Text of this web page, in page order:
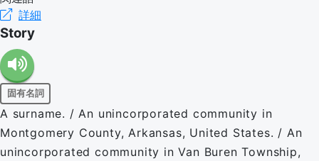
詳細
Story
固有名詞
A surname. / An unincorporated community in
Montgomery County, Arkansas, United States. / An
unincorporated community in Van Buren Township,